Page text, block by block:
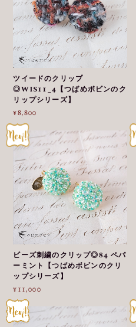
ツイードのクリップ
◎WIS11_4【つばめボビンのク
リップシリーズ】
¥8,800
ビーズ刺繍のクリップ◎84 ペパ
ーミント【つばめボビンのクリ
ップシリーズ】
¥11,000